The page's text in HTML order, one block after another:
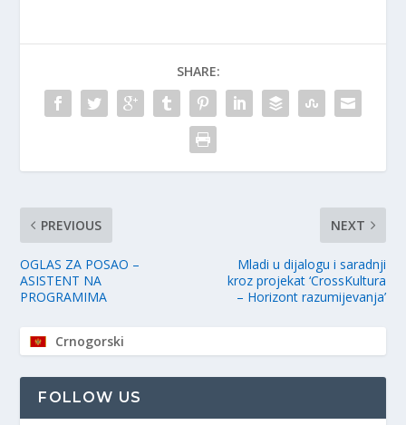
SHARE:
PREVIOUS
OGLAS ZA POSAO –
ASISTENT NA
PROGRAMIMA
NEXT
Mladi u dijalogu i saradnji
kroz projekat ‘CrossKultura
– Horizont razumijevanja’
Crnogorski
FOLLOW US